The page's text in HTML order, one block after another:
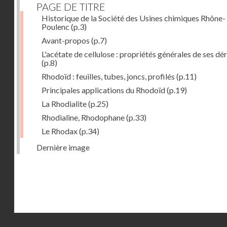
PAGE DE TITRE
Historique de la Société des Usines chimiques Rhône-
Poulenc (p.3)
Avant-propos (p.7)
L'acétate de cellulose : propriétés générales de ses
(p.8)
Rhodoïd : feuilles, tubes, joncs, profilés (p.11)
Principales applications du Rhodoïd(p.19)
La Rhodialite(p.25)
Rhodialine, Rhodophane(p.33)
Le Rhodax(p.34)
Dernière image